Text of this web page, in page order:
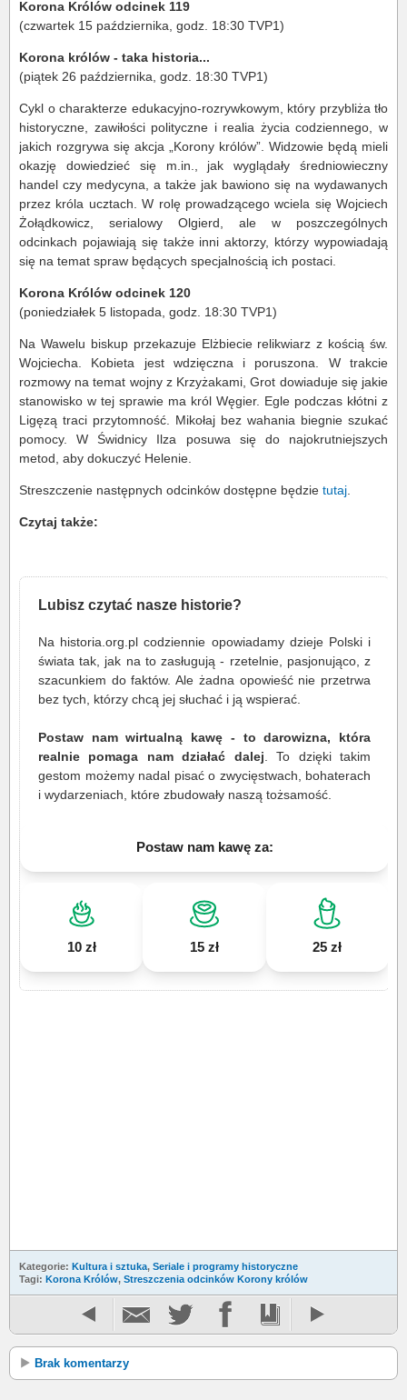
Korona Królów odcinek 119
(czwartek 15 października, godz. 18:30 TVP1)
Korona królów - taka historia...
(piątek 26 października, godz. 18:30 TVP1)
Cykl o charakterze edukacyjno-rozrywkowym, który przybliża tło
historyczne, zawiłości polityczne i realia życia codziennego, w
jakich rozgrywa się akcja „Korony królów”. Widzowie będą mieli
okazję dowiedzieć się m.in., jak wyglądały średniowieczny
handel czy medycyna, a także jak bawiono się na wydawanych
przez króla ucztach. W rolę prowadzącego wciela się Wojciech
Żołądkowicz, serialowy Olgierd, ale w poszczególnych
odcinkach pojawiają się także inni aktorzy, którzy wypowiadają
się na temat spraw będących specjalnością ich postaci.
Korona Królów odcinek 120
(poniedziałek 5 listopada, godz. 18:30 TVP1)
Na Wawelu biskup przekazuje Elżbiecie relikwiarz z kością św.
Wojciecha. Kobieta jest wdzięczna i poruszona. W trakcie
rozmowy na temat wojny z Krzyżakami, Grot dowiaduje się jakie
stanowisko w tej sprawie ma król Węgier. Egle podczas kłótni z
Ligęzą traci przytomność. Mikołaj bez wahania biegnie szukać
pomocy. W Świdnicy Ilza posuwa się do najokrutniejszych
metod, aby dokuczyć Helenie.
Streszczenie następnych odcinków dostępne będzie tutaj
Czytaj także:
Lubisz czytać nasze historie?
Na historia.org.pl codziennie opowiadamy dzieje Polski i
świata tak, jak na to zasługują - rzetelnie, pasjonująco, z
szacunkiem do faktów. Ale żadna opowieść nie przetrwa
bez tych, którzy chcą jej słuchać i ją wspierać.
Postaw nam wirtualną kawę - to darowizna, która
realnie pomaga nam działać dalej . To dzięki takim
gestom możemy nadal pisać o zwycięstwach, bohaterach
i wydarzeniach, które zbudowały naszą tożsamość.
Postaw nam kawę za:
10 zł 15 zł 25 zł
Kategorie: Kultura i sztuka, Seriale i programy historyczne
Tagi: Korona Królów, Streszczenia odcinków Korony królów
Brak komentarzy